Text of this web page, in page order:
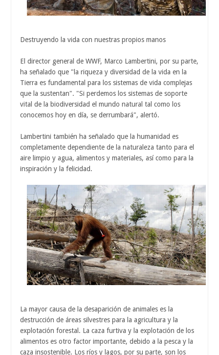
Destruyendo la vida con nuestras propios manos
El director general de WWF, Marco Lambertini, por su parte,
ha señalado que "la riqueza y diversidad de la vida en la
Tierra es fundamental para los sistemas de vida complejas
que la sustentan". "Si perdemos los sistemas de soporte
vital de la biodiversidad el mundo natural tal como los
conocemos hoy en día, se derrumbará", alertó.
Lambertini también ha señalado que la humanidad es
completamente dependiente de la naturaleza tanto para el
aire limpio y agua, alimentos y materiales, así como para la
inspiración y la felicidad.
La mayor causa de la desaparición de animales es la
destrucción de áreas silvestres para la agricultura y la
explotación forestal. La caza furtiva y la explotación de los
alimentos es otro factor importante, debido a la pesca y la
caza insostenible. Los ríos y lagos, por su parte, son los